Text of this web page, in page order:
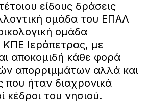
είδους δράσεις
ομάδα του ΕΠΑΛ
ομάδα
ΚΠΕ Ιεράπετρας, με
αποκομιδή κάθε φορά
απορριμμάτων αλλά και
που ήταν διαχρονικά
κέδροι του νησιού.